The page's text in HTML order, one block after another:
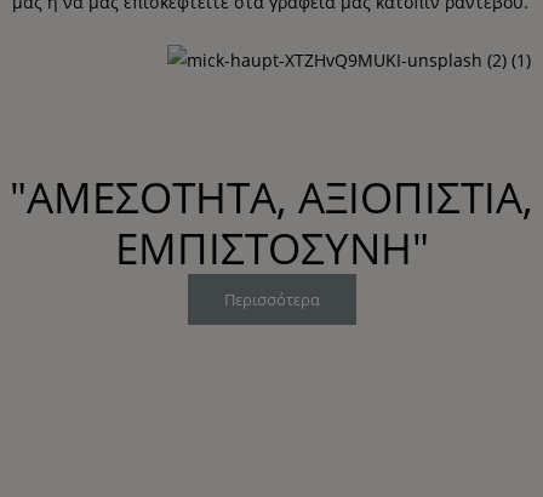
"ΑΜΕΣΟΤΗΤΑ, ΑΞΙΟΠΙΣΤΙΑ,
ΕΜΠΙΣΤΟΣΥΝΗ"
Περισσότερα